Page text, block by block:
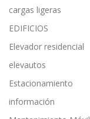
cargas ligeras
EDIFICIOS
Elevador residencial
elevautos
Estacionamiento
información